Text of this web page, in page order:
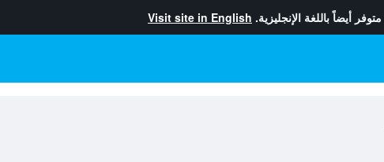
متوفر أيضاً باللغة الإنجليزية. Visit site in English